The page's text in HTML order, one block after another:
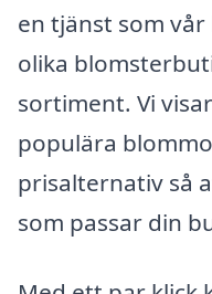
en tjänst som
olika
sortiment. Vi
populära
prisalternativ så
som passar din